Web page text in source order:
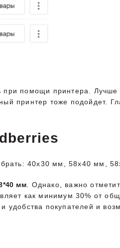
помощи принтера. Лучше
принтер тоже подойдет.
40x30 мм, 58x40 мм,
мм. Однако, важно
как минимум 30% от
удобства покупателей и